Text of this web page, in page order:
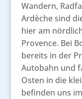
Wandern,
Ardèche sind
hier am
Provence. Bei
bereits in der
Autobahn und
Osten in die
befinden uns